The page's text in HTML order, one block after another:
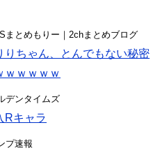
まとめもりー｜2chまとめブログ
りちゃん、とんでもない秘密
ｗｗｗｗｗ
デンタイムズ
Rキャラ
プ速報